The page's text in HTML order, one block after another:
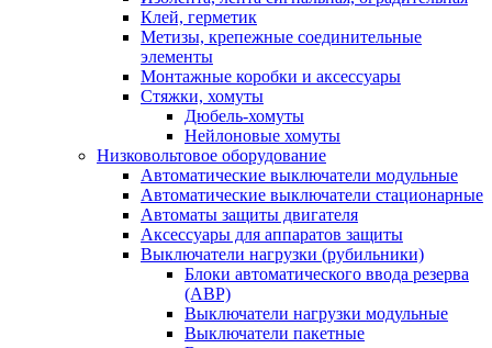
Клей, герметик
Метизы, крепежные соединительные
элементы
Монтажные коробки и аксессуары
Стяжки, хомуты
Дюбель-хомуты
Нейлоновые хомуты
Низковольтовое оборудование
Автоматические выключатели модульные
Автоматические выключатели стационарные
Автоматы защиты двигателя
Аксессуары для аппаратов защиты
Выключатели нагрузки (рубильники)
Блоки автоматического ввода резерва
(АВР)
Выключатели нагрузки модульные
Выключатели пакетные